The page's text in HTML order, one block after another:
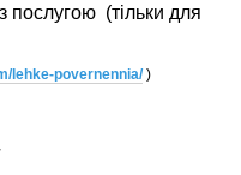
з послугою (тільки для
lehke-povernennia/)